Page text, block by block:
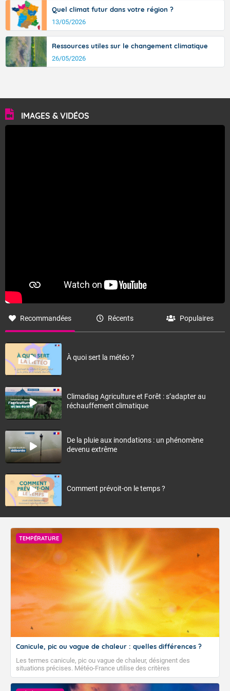
Quel climat futur dans votre région ?
13/05/2026
Ressources utiles sur le changement climatique
26/05/2026
IMAGES & VIDÉOS
Recommandées Récents Populaires
À quoi sert la météo ?
Climadiag Agriculture et Forêt : s’adapter au
réchauffement climatique
De la pluie aux inondations : un phénomène
devenu extrême
Comment prévoit-on le temps ?
TEMPÉRATURE
Canicule, pic ou vague de chaleur : quelles différences ?
Les termes canicule, pic ou vague de chaleur, désignent des
situations précises. Météo-France utilise des critères
climatologiques pour évaluer et qualifier les épisodes de chaleur qui
peuvent avoir des impacts sanitaires et socio-économiques